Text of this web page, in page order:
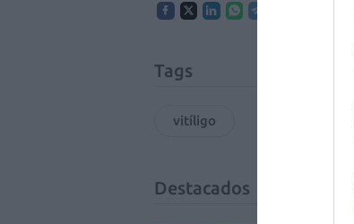
Tags
vitíligo
Destacados